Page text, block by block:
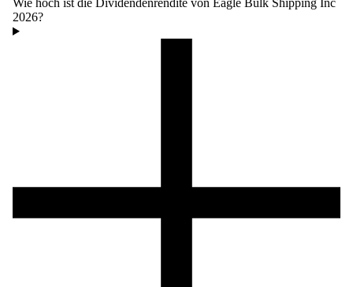
Wie hoch ist die Dividendenrendite von Eagle Bulk Shipping Inc
2026?